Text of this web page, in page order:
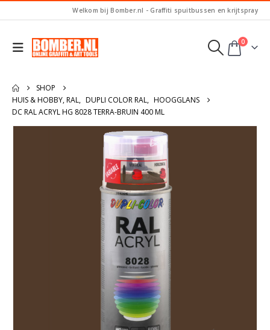
Welkom bij Bomber.nl - Graffiti spuitbussen en krijtspray
0
SHOP
HUIS & HOBBY, RAL, DUPLI COLOR RAL, HOOGGLANS
DC RAL ACRYL HG 8028 TERRA-BRUIN 400 ML